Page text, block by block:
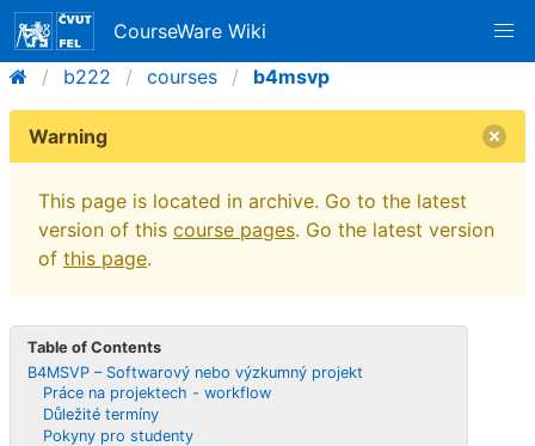
CourseWare Wiki
b222
courses b4msvp
Warning
This page is located in archive. Go to the latest
version of this course pages. Go the latest version
of this page.
Table of Contents
B4MSVP – Softwarový nebo výzkumný projekt
Práce na projektech - workflow
Důležité termíny
Pokyny pro studenty